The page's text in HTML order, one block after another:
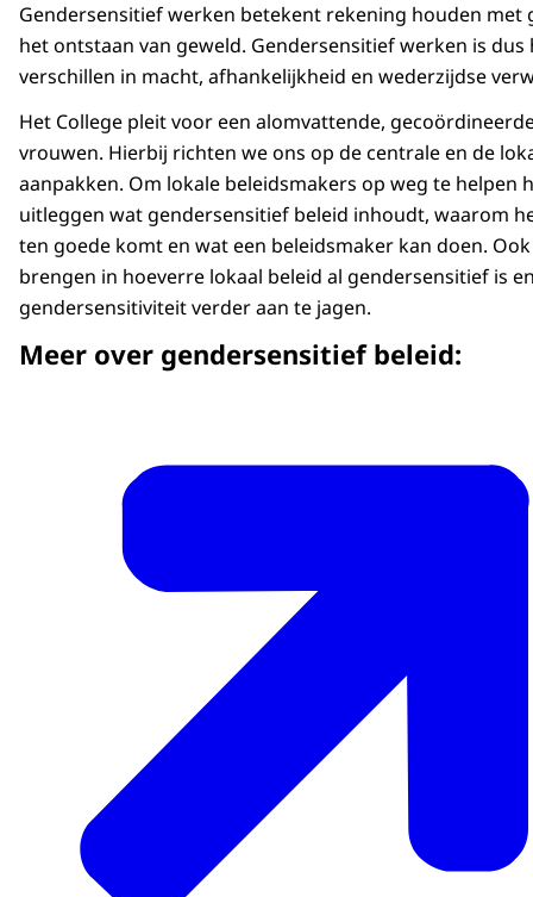
in Nederland?', Podcast op Spotify
Gendersensitief werken betekent rekening houden
het ontstaan van geweld. Gendersensitief werken is
verschillen in macht, afhankelijkheid en wederzijdse
Het College pleit voor een alomvattende,
vrouwen. Hierbij richten we ons op de centrale en de
aanpakken. Om lokale beleidsmakers op weg te
uitleggen wat gendersensitief beleid inhoudt, waarom
ten goede komt en wat een beleidsmaker kan doen.
brengen in hoeverre lokaal beleid al gendersensitief is
gendersensitiviteit verder aan te jagen.
Meer over gendersensitief beleid: